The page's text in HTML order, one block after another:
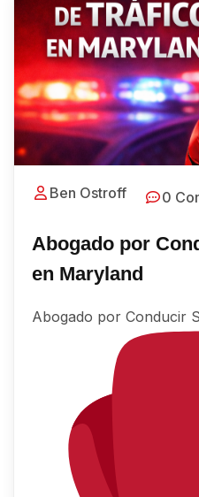
Ben Ostroff 0
Abogado por
en Maryland
Abogado por Conducir